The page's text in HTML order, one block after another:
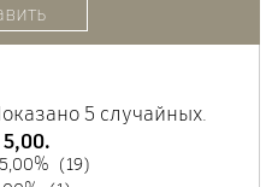
пустой.
самовывозе. Эта услуга
заказа). Чтобы
заказ отметьте
заполнении формы.
5 случайных.
(19)